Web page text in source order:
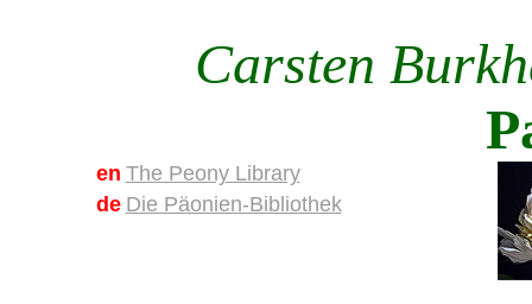
Carsten
en The Peony Library
de Die Päonien-Bibliothek